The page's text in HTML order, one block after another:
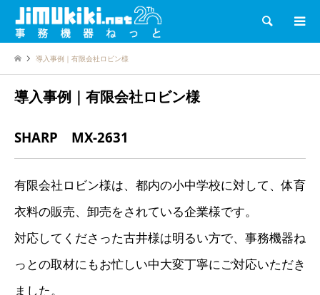
検索
導入事例｜有限会社ロビン様
導入事例｜有限会社ロビン様
SHARP MX-2631
有限会社ロビン様は、都内の小中学校に対して、体育
衣料の販売、卸売をされている企業様です。
対応してくださった古井様は明るい方で、事務機器ね
っとの取材にもお忙しい中大変丁寧にご対応いただき
ました。